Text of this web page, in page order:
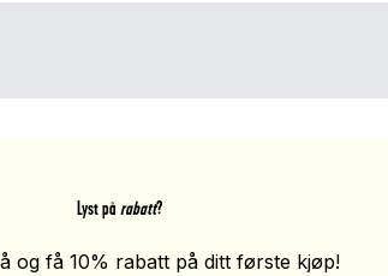
Lyst på rabatt?
og få 10% rabatt på ditt første kjøp!